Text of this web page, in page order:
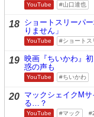
YouTube 山口達也
18 ショートスリーパ
りません」
YouTube ショートス
19 映画『ちいかわ』
惑の声も
YouTube ちいかわ
20 マックシェイクM
る…？
YouTube マック